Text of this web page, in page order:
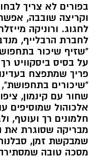
בפורים לא צריך
וקריצה שובבה,
לחגוג. ורוניקה
לחברת הרבלייף,
"שזיף שיכור
על בסיס ביסקוויט
פריך שמתפצח
"שיכורים בתחפושת",
שחור עם קינמון,
אלכוהול שמוסיפים
חלמונים רך ועוטף,
מבריקה שסוגרת את
שמבקשת זמן,
מסכה טובה שמסתירה